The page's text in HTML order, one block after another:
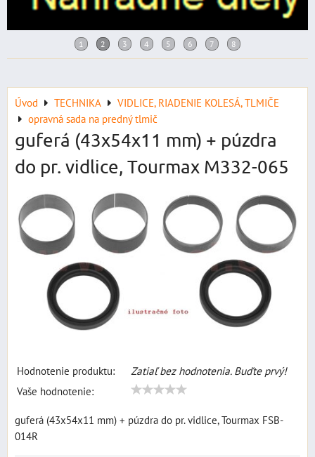
Úvod TECHNIKA
VIDLICE, RIADENIE KOLESÁ, TLMIČE
opravná sada na predný tlmič
guferá (43x54x11 mm) + púzdra
do pr. vidlice, Tourmax M332-065
Hodnotenie produktu:
Zatiaľ bez hodnotenia. Buďte prvý!
Vaše hodnotenie:
guferá (43x54x11 mm) + púzdra do pr. vidlice, Tourmax FSB-
014R